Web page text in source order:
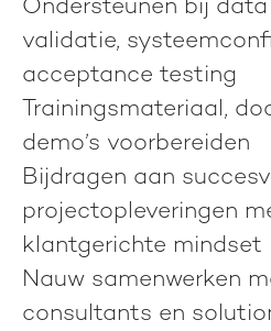
Ondersteunen bij
validatie,
acceptance testing
Trainingsmateriaal,
demo’s voorbereiden
Bijdragen aan
projectopleveringen
klantgerichte mindset
Nauw samenwerken
consultants en